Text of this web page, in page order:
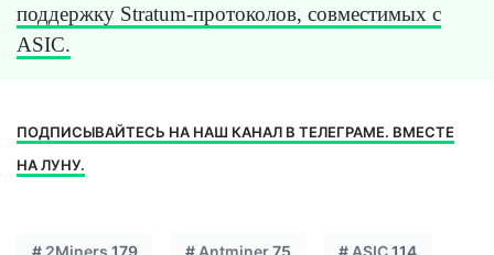
поддержку Stratum-протоколов, совместимых с
ASIC.
ПОДПИСЫВАЙТЕСЬ НА НАШ КАНАЛ В ТЕЛЕГРАМЕ. ВМЕСТЕ
НА ЛУНУ.
# 2Miners 179 # Antminer75 # ASIC114